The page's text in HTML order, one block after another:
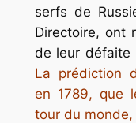
serfs de
Directoire, ont
de leur défaite
La prédiction
en 1789, que
tour du monde,